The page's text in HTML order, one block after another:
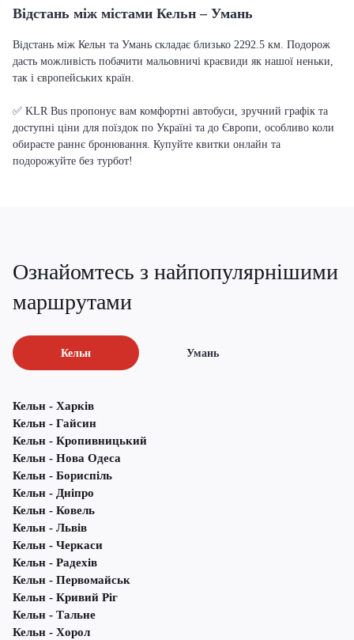
Відстань між містами Кельн – Умань
Відстань між Кельн та Умань складає близько 2292.5 км. Подорож
дасть можливість побачити мальовничі краєвиди як нашої неньки,
так і європейських країн.
✅ KLR Bus пропонує вам комфортні автобуси, зручний графік та
доступні ціни для поїздок по Україні та до Європи, особливо коли
обираєте раннє бронювання. Купуйте квитки онлайн та
подорожуйте без турбот!
Ознайомтесь з найпопулярнішими
маршрутами
Кельн Умань
Кельн - Харків
Кельн - Гайсин
Кельн - Кропивницький
Кельн - Нова Одеса
Кельн - Бориспіль
Кельн - Дніпро
Кельн - Ковель
Кельн - Львів
Кельн - Черкаси
Кельн - Радехів
Кельн - Первомайськ
Кельн - Кривий Ріг
Кельн - Тальне
Кельн - Хорол